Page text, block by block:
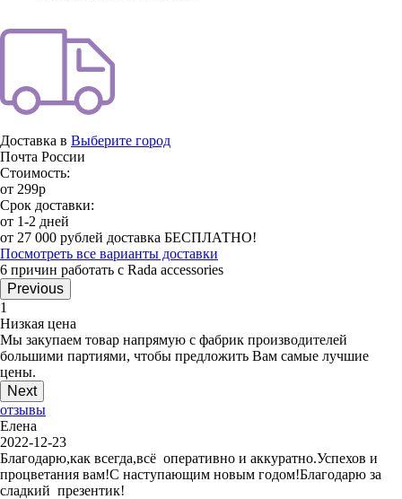
Доставка в Выберите город
Почта России
Стоимость:
от 299р
Срок доставки:
от 1-2 дней
от 27 000 рублей доставка БЕСПЛАТНО!
Посмотреть все варианты доставки
6 причин работать с Rada accessories
Previous
1
Низкая цена
Мы закупаем товар напрямую с фабрик производителей
большими партиями, чтобы предложить Вам самые лучшие
цены.
Next
отзывы
Елена
2022-12-23
Благодарю,как всегда,всё оперативно и аккуратно.Успехов и
процветания вам!С наступающим новым годом!Благодарю за
сладкий презентик!